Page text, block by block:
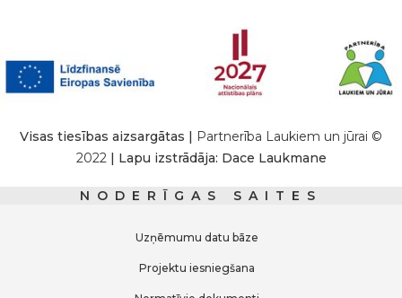
Visas tiesības aizsargātas | Partnerība Laukiem un jūrai ©
2022| Lapu izstrādāja: Dace Laukmane
NODERĪGAS SAITES
Uzņēmumu datu bāze
Projektu iesniegšana